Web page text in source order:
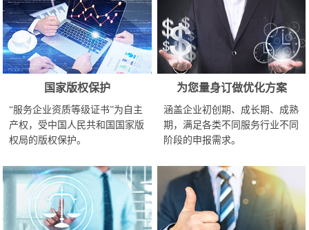
国家版权保护
“服务企业资质等级证书”为自主
产权，受中国人民共和国国家版
权局的版权保护。
为您量身订做优化方案
涵盖企业初创期、成长期、成熟
期，满足各类不同服务行业不同
阶段的申报需求。